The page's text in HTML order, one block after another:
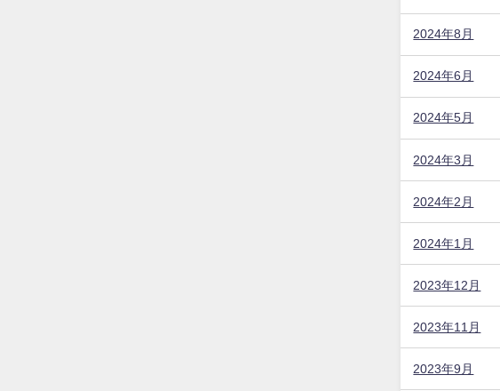
2024年8月
2024年6月
2024年5月
2024年3月
2024年2月
2024年1月
2023年12月
2023年11月
2023年9月